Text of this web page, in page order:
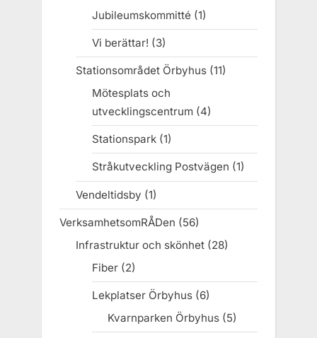
Jubileumskommitté (1)
Vi berättar! (3)
Stationsområdet Örbyhus(11)
Mötesplats och
utvecklingscentrum(4)
Stationspark(1)
Stråkutveckling Postvägen (1)
Vendeltidsby (1)
VerksamhetsomRÅDen (56)
Infrastruktur och skönhet(28)
Fiber(2)
Lekplatser Örbyhus(6)
Kvarnparken Örbyhus (5)